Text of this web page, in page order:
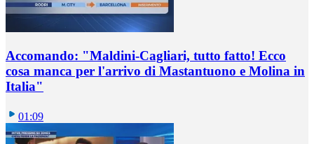
Accomando: "Maldini-Cagliari, tutto fatto! Ecco
cosa manca per l'arrivo di Mastantuono e Molina in
Italia"
01:09